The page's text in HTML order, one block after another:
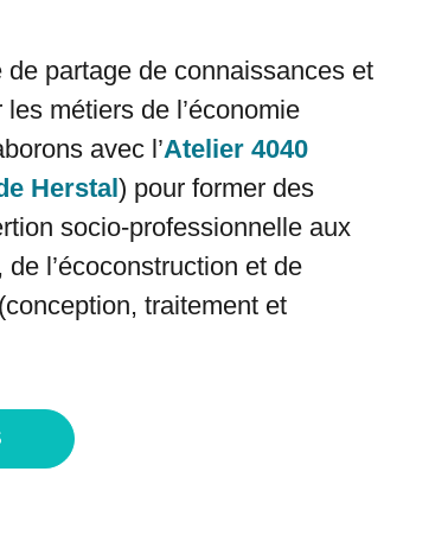
partage de connaissances et
métiers de l’économie
avec l’Atelier 4040
Herstal) pour former des
socio-professionnelle aux
, de l’écoconstruction et de
traitement et